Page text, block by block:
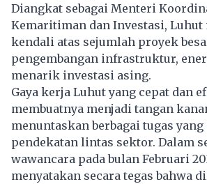
Diangkat sebagai Menteri
Kemaritiman dan Investasi, Luhut
kendali atas sejumlah proyek
pengembangan infrastruktur,
menarik investasi asing.
Gaya kerja Luhut yang cepat dan
membuatnya menjadi tangan
menuntaskan berbagai tugas
pendekatan lintas sektor. Dalam
wawancara pada bulan Februari
menyatakan secara tegas bahwa